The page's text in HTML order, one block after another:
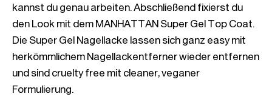
kannst du genau arbeiten. Abschließend fixierst du
den Look mit dem MANHATTAN Super Gel Top Coat.
Die Super Gel Nagellacke lassen sich ganz easy mit
herkömmlichem Nagellackentferner wieder entfernen
und sind cruelty free mit cleaner, veganer